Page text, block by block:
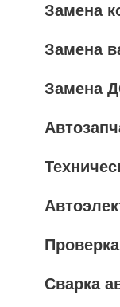
Замена
Замена
Замена
Сварка